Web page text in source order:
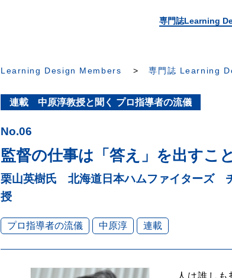
専門誌Learning
Learning Design Members 専門誌 Learning
連載 中原淳教授と聞く プロ指導者の流儀
No.06
監督の仕事は「答え」を出すこ
栗山英樹氏 北海道日本ハムファイターズ
授
プロ指導者の流儀 中原淳 連載
人は誰し